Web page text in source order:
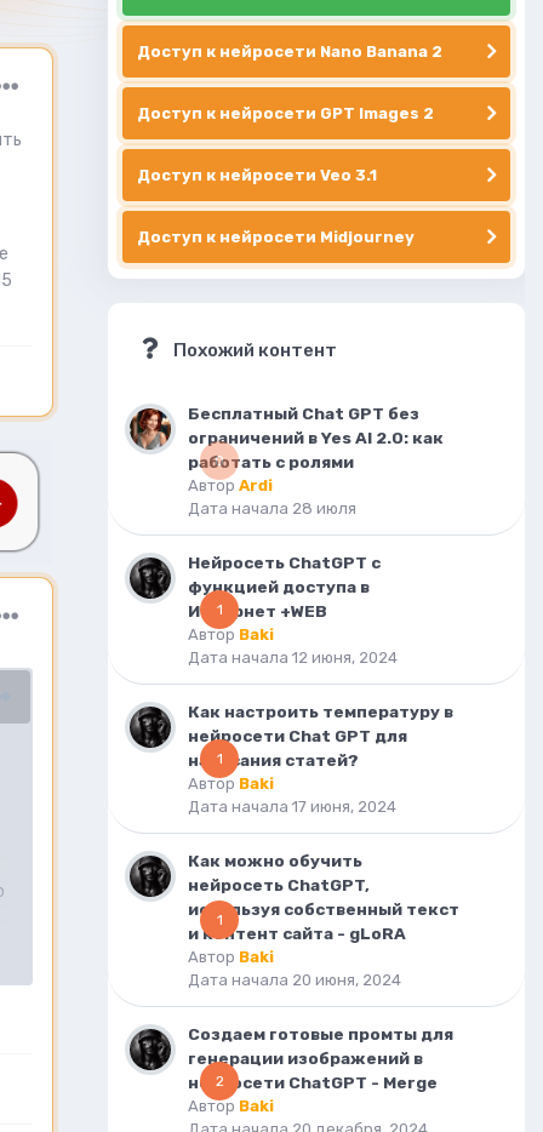
Доступ к нейросети Nano Banana 2
Доступ к нейросети GPT Images 2
Доступ к нейросети Veo 3.1
Доступ к нейросети Midjourney
Похожий контент
0
Бесплатный Chat GPT без
ограничений в Yes AI 2.0: как
работать с ролями
Автор Ardi
Дата начала 28 июля
1
Нейросеть ChatGPT с
функцией доступа в
Интернет +WEB
Автор Baki
Дата начала 12 июня, 2024
1
Как настроить температуру в
нейросети Chat GPT для
написания статей?
Автор Baki
Дата начала 17 июня, 2024
1
Как можно обучить
нейросеть ChatGPT,
используя собственный текст
и контент сайта - gLoRA
Автор Baki
Дата начала 20 июня, 2024
2
Cоздаем готовые промты для
генерации изображений в
нейросети ChatGPT - Merge
Автор Baki